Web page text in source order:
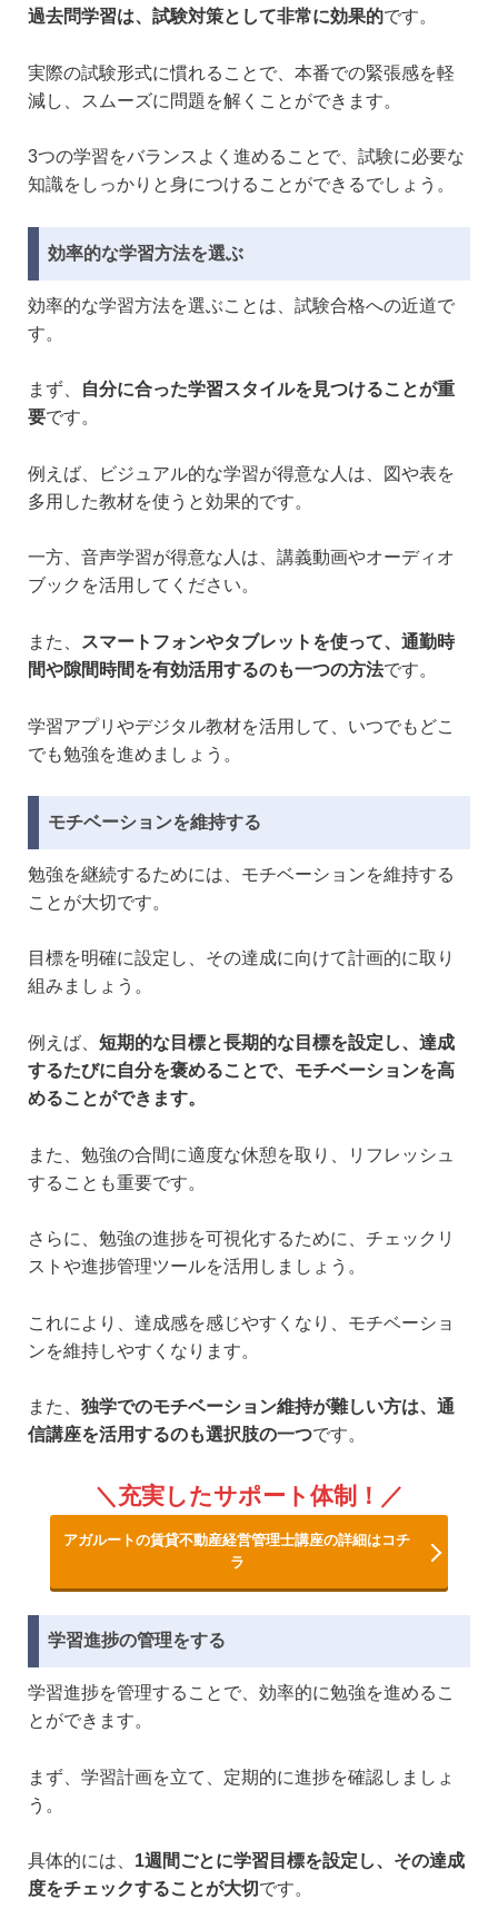
過去問学習は、試験対策として非常に効果的です。
実際の試験形式に慣れることで、本番での緊張感を軽
減し、スムーズに問題を解くことができます。
3つの学習をバランスよく進めることで、試験に必要な
知識をしっかりと身につけることができるでしょう。
効率的な学習方法を選ぶ
効率的な学習方法を選ぶことは、試験合格への近道で
す。
まず、
自分に合った学習スタイルを見つけることが重
要です。
例えば、ビジュアル的な学習が得意な人は、図や表を
多用した教材を使うと効果的です。
一方、音声学習が得意な人は、講義動画やオーディオ
ブックを活用してください。
また、
スマートフォンやタブレットを使って、通勤時
間や隙間時間を有効活用するのも一つの方法です。
学習アプリやデジタル教材を活用して、いつでもどこ
でも勉強を進めましょう。
モチベーションを維持する
勉強を継続するためには、モチベーションを維持する
ことが大切です。
目標を明確に設定し、その達成に向けて計画的に取り
組みましょう。
例えば、 短期的な目標と長期的な目標を設定し、達成
するたびに自分を褒めることで、モチベーションを高
めることができます。
また、勉強の合間に適度な休憩を取り、リフレッシュ
することも重要です。
さらに、勉強の進捗を可視化するために、チェックリ
ストや進捗管理ツールを活用しましょう。
これにより、達成感を感じやすくなり、モチベーショ
ンを維持しやすくなります。
また、 独学でのモチベーション維持が難しい方は、通
信講座を活用するのも選択肢の一つです。
充実したサポート体制！
アガルートの賃貸不動産経営管理士講座の詳細はコチ
ラ
学習進捗の管理をする
学習進捗を管理することで、効率的に勉強を進めるこ
とができます。
まず、学習計画を立て、定期的に進捗を確認しましょ
う。
具体的には、 1週間ごとに学習目標を設定し、その達成
度をチェックすることが大切 です。